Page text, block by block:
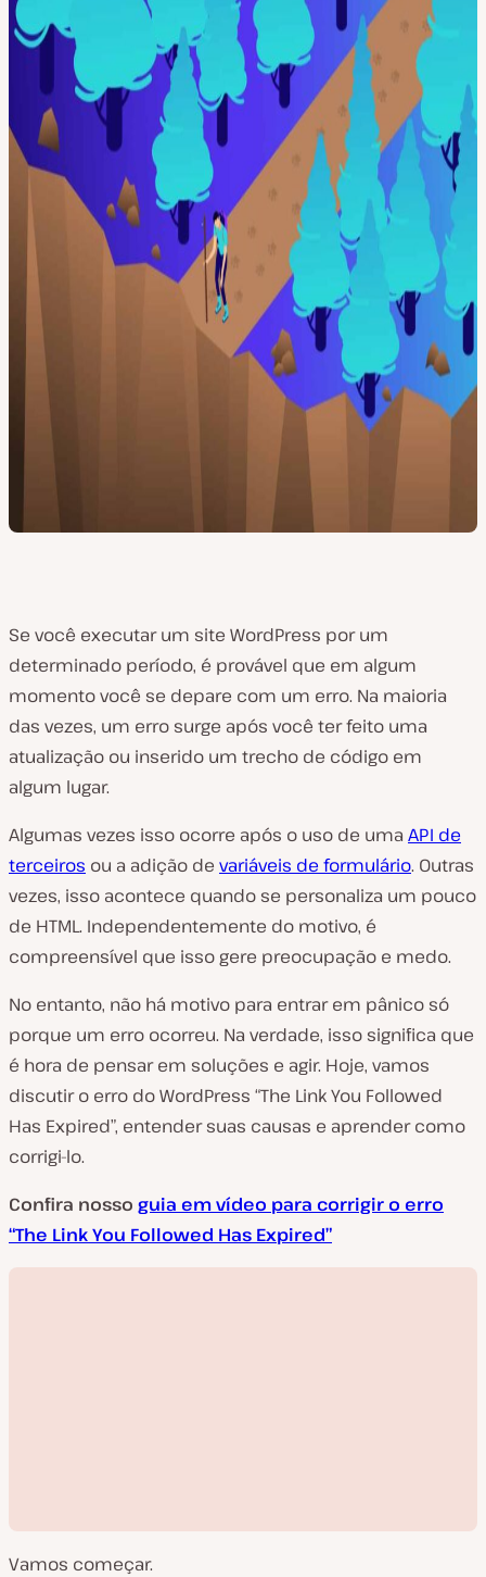
Se você executar um site WordPress por um
determinado período, é provável que em algum
momento você se depare com um erro. Na maioria
das vezes, um erro surge após você ter feito uma
atualização ou inserido um trecho de código em
algum lugar.
Algumas vezes isso ocorre após o uso de uma API de
terceiros ou a adição de variáveis de formulário. Outras
vezes, isso acontece quando se personaliza um pouco
de HTML. Independentemente do motivo, é
compreensível que isso gere preocupação e medo.
No entanto, não há motivo para entrar em pânico só
porque um erro ocorreu. Na verdade, isso significa que
é hora de pensar em soluções e agir. Hoje, vamos
discutir o erro do WordPress “The Link You Followed
Has Expired”, entender suas causas e aprender como
corrigi-lo.
Confira nosso guia em vídeo para corrigir o erro
“The Link You Followed Has Expired”
Vamos começar.